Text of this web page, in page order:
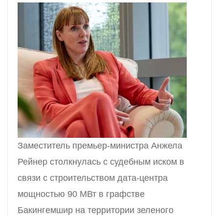
Заместитель премьер-министра Анжела
Рейнер столкнулась с судебным иском в
связи с строительством дата-центра
мощностью 90 МВт в графстве
Бакингемшир на территории зеленого